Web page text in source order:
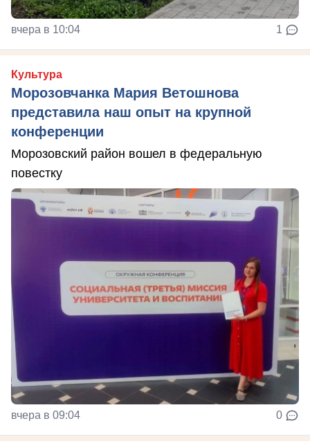
вчера в 10:04 1
Культура
Морозовчанка Мария Ветошнова
представила наш опыт на крупной
конференции
Морозовский район вошел в федеральную
повестку
вчера в 09:04 0